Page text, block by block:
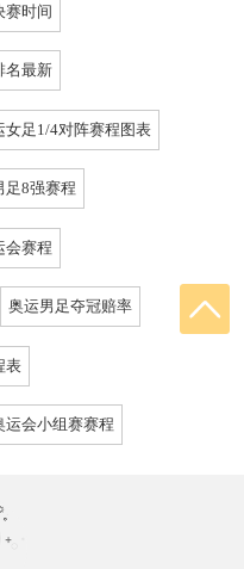
赛时间
名最新
女足1/4对阵赛程图表
足8强赛程
会赛程
奥运男足夺冠赔率
表
运会小组赛赛程